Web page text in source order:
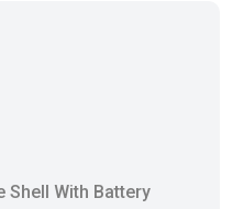
Shell With Battery